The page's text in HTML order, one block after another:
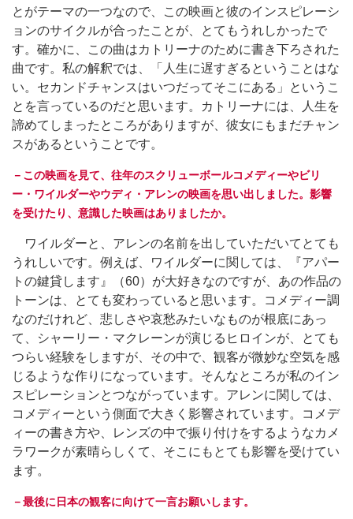
とがテーマの一つなので、この映画と彼のインスピレーシ
ョンのサイクルが合ったことが、とてもうれしかったで
す。確かに、この曲はカトリーナのために書き下ろされた
曲です。私の解釈では、「人生に遅すぎるということはな
い。セカンドチャンスはいつだってそこにある」というこ
とを言っているのだと思います。カトリーナには、人生を
諦めてしまったところがありますが、彼女にもまだチャン
スがあるということです。
－この映画を見て、往年のスクリューボールコメディーやビリ
ー・ワイルダーやウディ・アレンの映画を思い出しました。影響
を受けたり、意識した映画はありましたか。
ワイルダーと、アレンの名前を出していただいてとても
うれしいです。例えば、ワイルダーに関しては、『アパー
トの鍵貸します』（60）が大好きなのですが、あの作品の
トーンは、とても変わっていると思います。コメディー調
なのだけれど、悲しさや哀愁みたいなものが根底にあっ
て、シャーリー・マクレーンが演じるヒロインが、とても
つらい経験をしますが、その中で、観客が微妙な空気を感
じるような作りになっています。そんなところが私のイン
スピレーションとつながっています。アレンに関しては、
コメディーという側面で大きく影響されています。コメデ
ィーの書き方や、レンズの中で振り付けをするようなカメ
ラワークが素晴らしくて、そこにもとても影響を受けてい
ます。
－最後に日本の観客に向けて一言お願いします。